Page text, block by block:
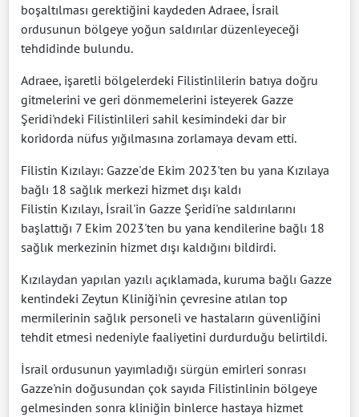
boşaltılması gerektiğini kaydeden Adraee, İsrail
ordusunun bölgeye yoğun saldırılar düzenleyeceği
tehdidinde bulundu.
Adraee, işaretli bölgelerdeki Filistinlilerin batıya doğru
gitmelerini ve geri dönmemelerini isteyerek Gazze
Şeridi'ndeki Filistinlileri sahil kesimindeki dar bir
koridorda nüfus yığılmasına zorlamaya devam etti.
Filistin Kızılayı: Gazze'de Ekim 2023'ten bu yana Kızılaya
bağlı 18 sağlık merkezi hizmet dışı kaldı
Filistin Kızılayı, İsrail'in Gazze Şeridi'ne saldırılarını
başlattığı 7 Ekim 2023'ten bu yana kendilerine bağlı 18
sağlık merkezinin hizmet dışı kaldığını bildirdi.
Kızılaydan yapılan yazılı açıklamada, kuruma bağlı Gazze
kentindeki Zeytun Kliniği'nin çevresine atılan top
mermilerinin sağlık personeli ve hastaların güvenliğini
tehdit etmesi nedeniyle faaliyetini durdurduğu belirtildi.
İsrail ordusunun yayımladığı sürgün emirleri sonrası
Gazze'nin doğusundan çok sayıda Filistinlinin bölgeye
gelmesinden sonra kliniğin binlerce hastaya hizmet